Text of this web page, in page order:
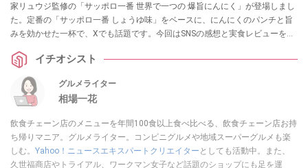
家リュウジ監修の「サッポロ一番 世界で一つの 爆旨にんにく」が登場しまし
た。定番の「サッポロ一番 しょうゆ味」をベースに、にんにくのパンチと旨
みを効かせた一杯で、Xでも話題です。今回はSNSの感想と実食レビューを紹
イチオシスト
グルメライター
相場一花
飲食チェーン店のメニューを年間100食以上食べ比べる、飲食チェーン店お持
ち帰りマニア。グルメライター。コンビニグルメや地域スーパーグルメも楽
しむ。 Yahoo！ニュースエキスパートクリエイター としても活動中。また、
久世福商店やトライアル、ワークマン女子など話題のショップにも足を運